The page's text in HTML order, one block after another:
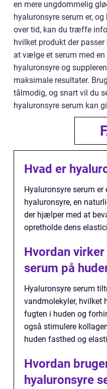
en mere ungdommelig
hyaluronsyre serum er,
over tid, kan du træffe
hvilket produkt der
at vælge et serum med
hyaluronsyre og
maksimale resultater.
tålmodig, og snart vil du
hyaluronsyre serum kan
Hvad er
Hyaluronsyre serum
hyaluronsyre, en
der hjælper med at
opretholde dens
Hvordan
serum på
Hyaluronsyre serum
vandmolekyler, hvilket
fugten i huden og
også stimulere
huden fasthed og
Hvordan
hyaluronsyre